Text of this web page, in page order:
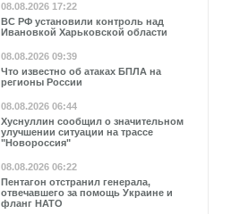
08.08.2026 17:22
ВС РФ установили контроль над
Ивановкой Харьковской области
08.08.2026 09:39
Что известно об атаках БПЛА на
регионы России
08.08.2026 06:44
Хуснуллин сообщил о значительном
улучшении ситуации на трассе
"Новороссия"
08.08.2026 06:22
Пентагон отстранил генерала,
отвечавшего за помощь Украине и
фланг НАТО